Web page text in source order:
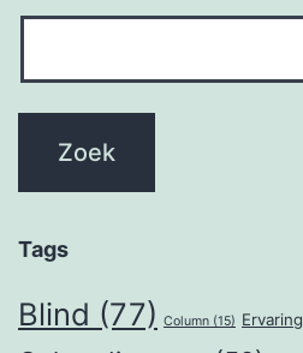
Tags
Blind (77) Column (15) Ervaring